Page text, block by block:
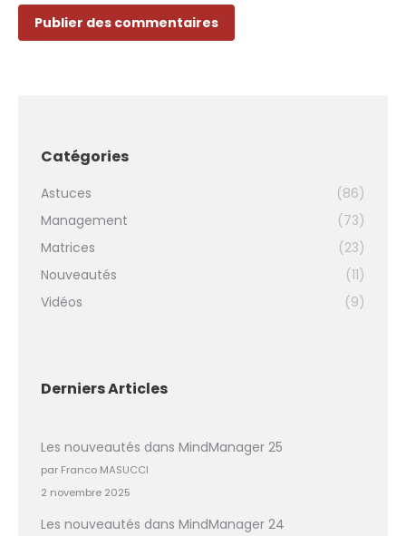
Publier des commentaires
Catégories
Astuces
(86)
Management
(73)
Matrices
(23)
Nouveautés
(11)
Vidéos
(9)
Derniers Articles
Les nouveautés dans MindManager 25
par Franco MASUCCI
2 novembre 2025
Les nouveautés dans MindManager 24